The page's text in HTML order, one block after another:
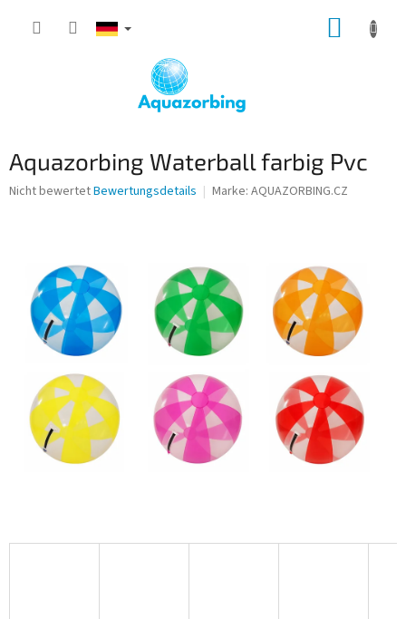
Aquazorbing Waterball farbig Pvc
Die
Sternen.
Nicht bewertetBewertungsdetails Marke: AQUAZORBING.CZ